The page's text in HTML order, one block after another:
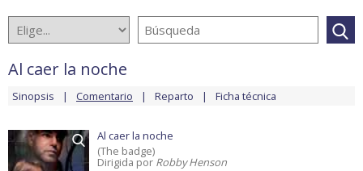
Al caer la noche
Sinopsis Comentario Reparto Ficha técnica
Al caer la noche
(The badge)
Dirigida por Robby Henson